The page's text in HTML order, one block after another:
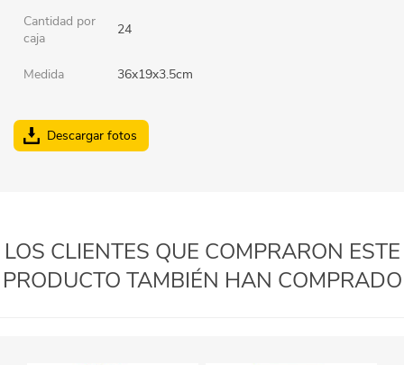
Cantidad por
caja
24
Medida 36x19x3.5cm
Descargar fotos
LOS CLIENTES QUE COMPRARON ESTE
PRODUCTO TAMBIÉN HAN COMPRADO